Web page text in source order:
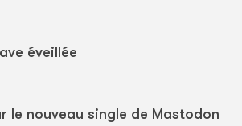
éveillée
le nouveau single de Mastodon